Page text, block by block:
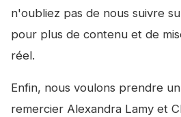
n'oubliez pas de nous suivre
pour plus de contenu et de
réel.
Enfin, nous voulons prendre
remercier Alexandra Lamy et